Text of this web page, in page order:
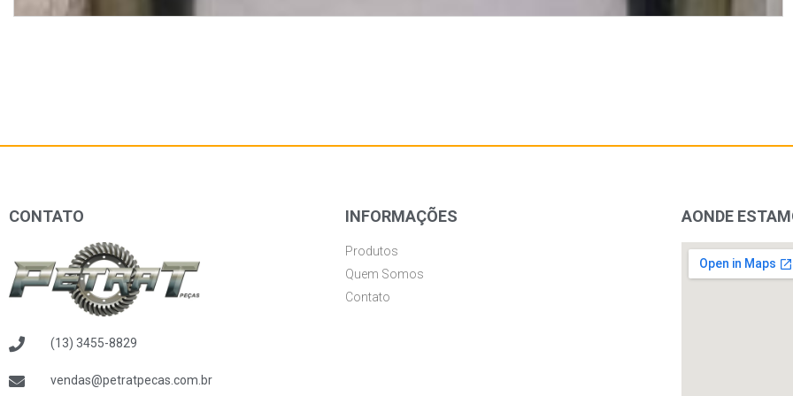
CONTATO
(13) 3455-8829
vendas@petratpecas.com.br
INFORMAÇÕES
Produtos
Quem Somos
Contato
AONDE